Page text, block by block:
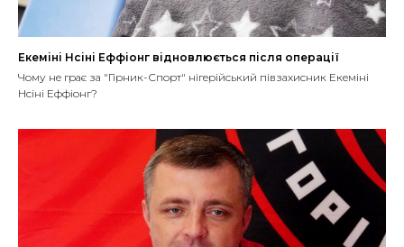
Екеміні Нсіні Еффіонг відновлюється після операції
Чому не грає за "Гірник-Спорт" нігерійський півзахисник Екеміні
Нсіні Еффіонг?